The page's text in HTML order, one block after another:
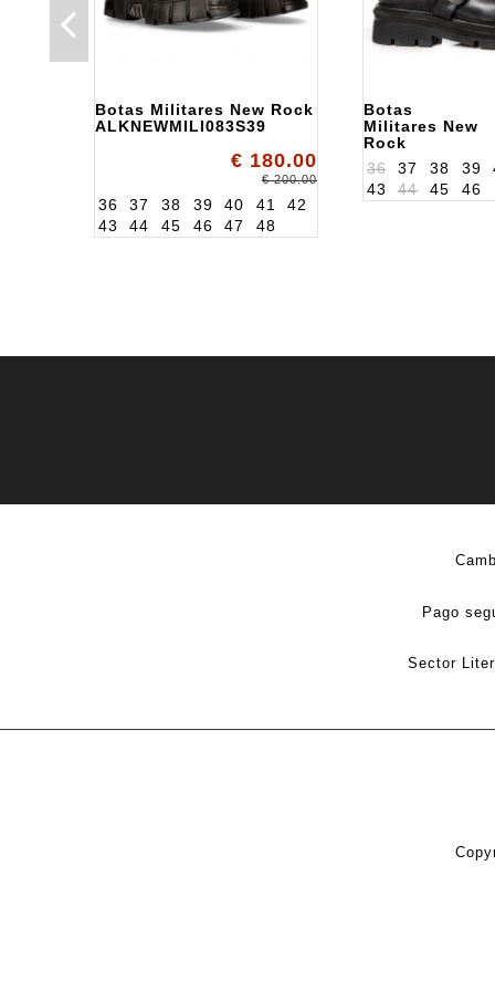
Botas Militares New Rock
ALKNEWMILI083S39
€ 180.00
€ 200.00
36 37 38 39 40 41
42
43
44 45 46 47 48
Botas
Militares New
Rock
ALK1482XS4
36 37 38 39
43
44 45 46
Pago
Sector